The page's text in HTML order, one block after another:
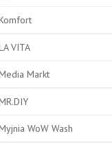
VITA
Markt
WoW Wash